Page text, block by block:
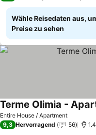
Wähle Reisedaten aus,
Preise zu sehen
Entire House / Apartment
Terme Olimia -
9,3 Hervorragend 56